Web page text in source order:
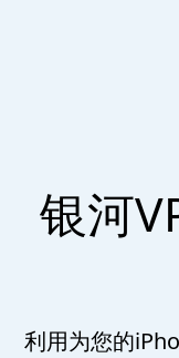
银河
利用为您的